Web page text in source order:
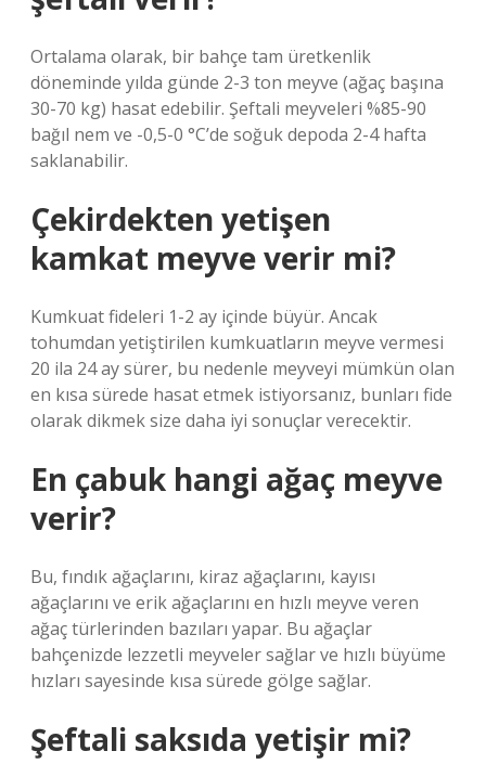
Ortalama olarak, bir bahçe tam üretkenlik
döneminde yılda günde 2-3 ton meyve (ağaç başına
30-70 kg) hasat edebilir. Şeftali meyveleri %85-90
bağıl nem ve -0,5-0 °C’de soğuk depoda 2-4 hafta
saklanabilir.
Çekirdekten yetişen
kamkat meyve verir mi?
Kumkuat fideleri 1-2 ay içinde büyür. Ancak
tohumdan yetiştirilen kumkuatların meyve vermesi
20 ila 24 ay sürer, bu nedenle meyveyi mümkün olan
en kısa sürede hasat etmek istiyorsanız, bunları fide
olarak dikmek size daha iyi sonuçlar verecektir.
En çabuk hangi ağaç meyve
verir?
Bu, fındık ağaçlarını, kiraz ağaçlarını, kayısı
ağaçlarını ve erik ağaçlarını en hızlı meyve veren
ağaç türlerinden bazıları yapar. Bu ağaçlar
bahçenizde lezzetli meyveler sağlar ve hızlı büyüme
hızları sayesinde kısa sürede gölge sağlar.
Şeftali saksıda yetişir mi?